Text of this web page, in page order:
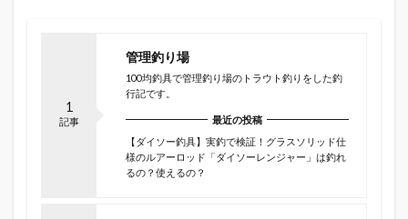
1
記事
管理釣り場
100均釣具で管理釣り場のトラウト釣りをした釣
行記です。
最近の投稿
【ダイソー釣具】実釣で検証！グラスソリッド仕
様のルアーロッド「ダイソーレンジャー」は釣れ
るの？使えるの？